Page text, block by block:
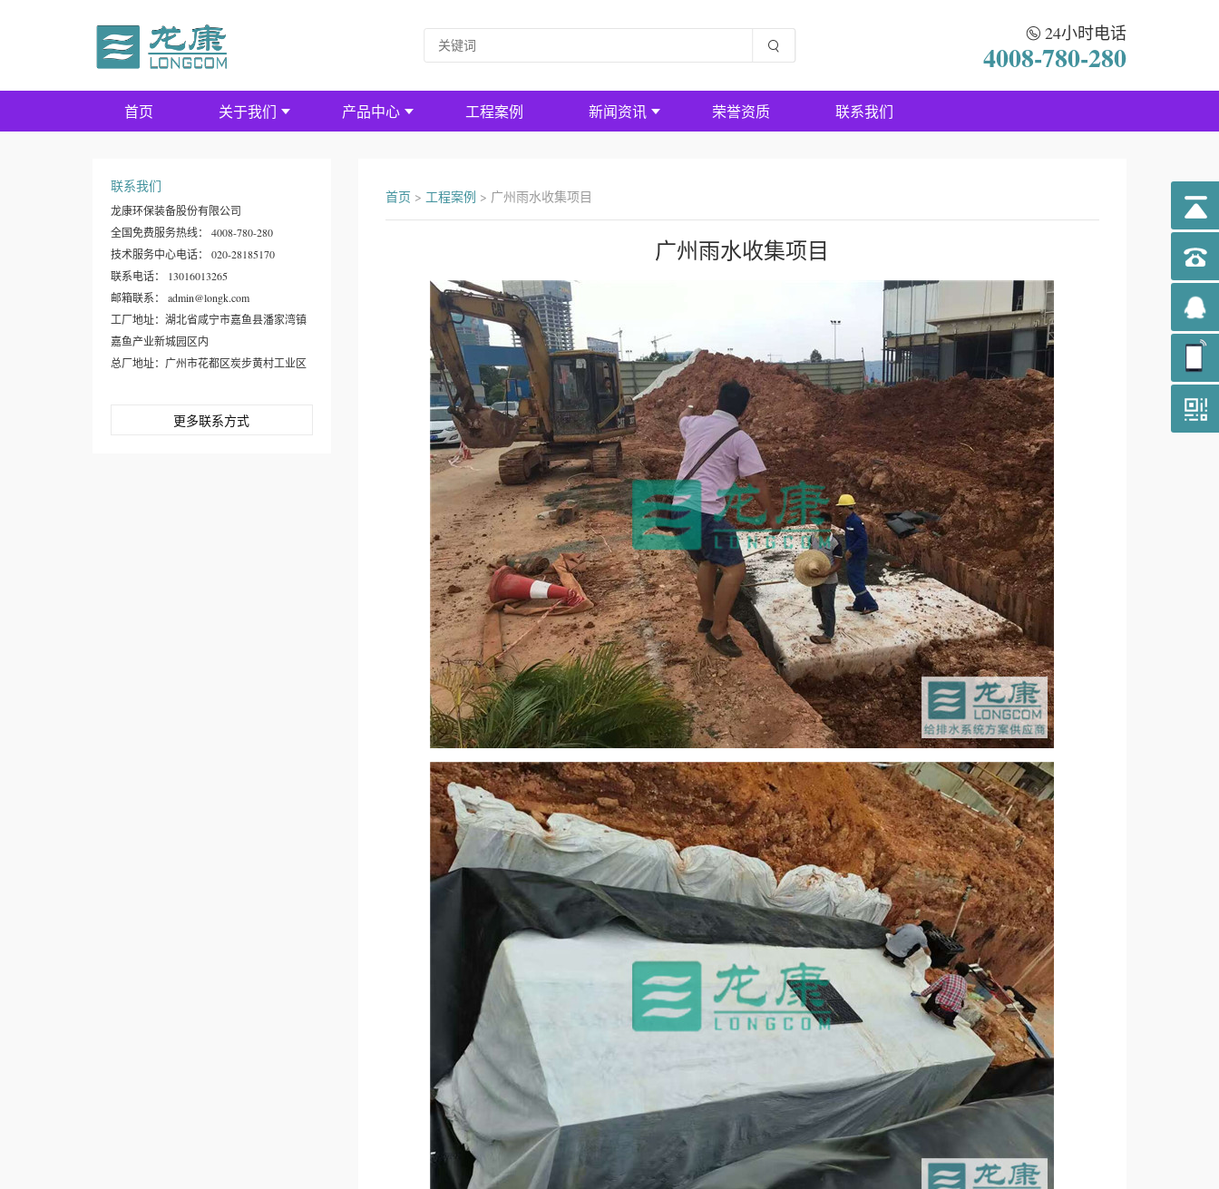
24小时电话
4008-780-280
首页 关于我们 产品中心 工程案例 新闻资讯 荣誉资质 联系我们
联系我们
龙康环保装备股份有限公司
全国免费服务热线： 4008-780-280
技术服务中心电话： 020-28185170
联系电话： 13016013265
邮箱联系： admin@longk.com
工厂地址：湖北省咸宁市嘉鱼县潘家湾镇
嘉鱼产业新城园区内
总厂地址：广州市花都区炭步黄村工业区
更多联系方式
首页 > 工程案例 > 广州雨水收集项目
广州雨水收集项目